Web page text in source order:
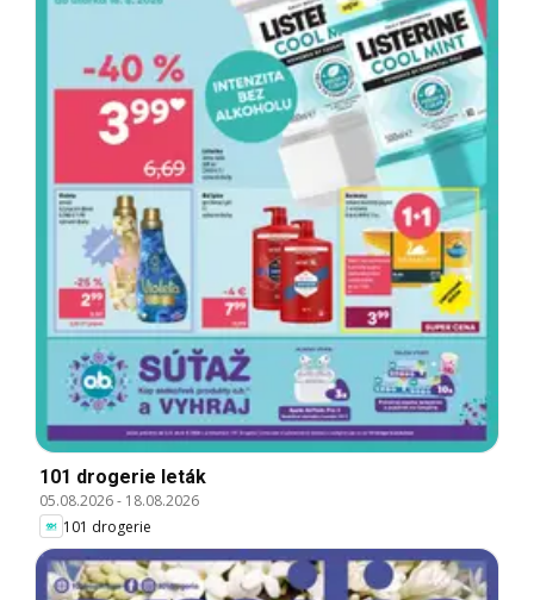
101 drogerie leták
05.08.2026- 18.08.2026
101 drogerie